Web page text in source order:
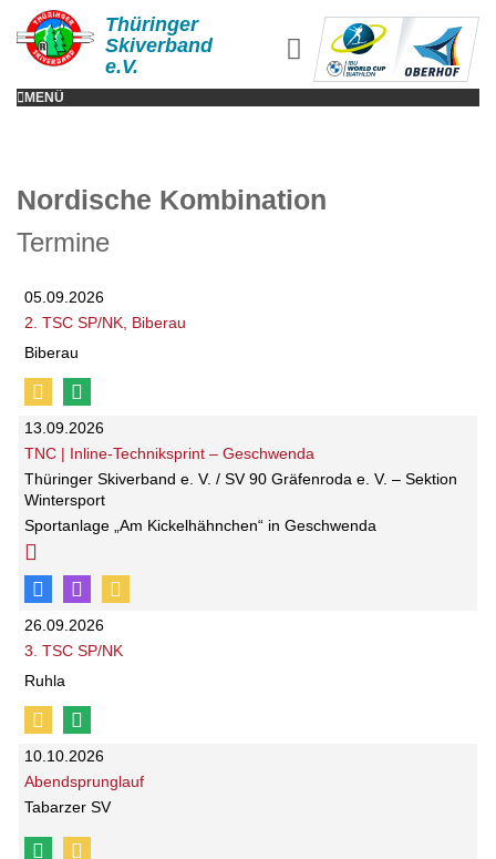
Thüringer
Skiverband
e.V.
MENÜ
Nordische Kombination
Termine
05.09.2026
2. TSC SP/NK, Biberau
Biberau
13.09.2026
TNC | Inline-Techniksprint – Geschwenda
Thüringer Skiverband e. V. / SV 90 Gräfenroda e. V. – Sektion
Wintersport
Sportanlage „Am Kickelhähnchen“ in Geschwenda
26.09.2026
3. TSC SP/NK
Ruhla
10.10.2026
Abendsprunglauf
Tabarzer SV